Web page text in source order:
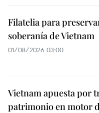
Filatelia para
soberanía de Vietnam
01/08/2026 03:00
Vietnam apuesta por
patrimonio en motor